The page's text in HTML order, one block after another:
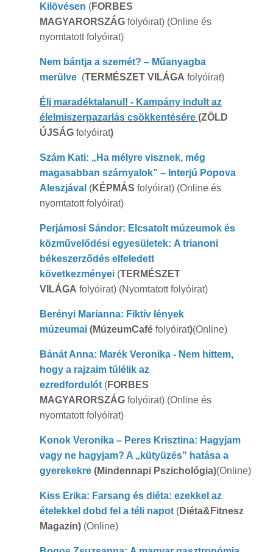
Kilövésen (FORBES
MAGYARORSZÁGfolyóirat) (Online és
nyomtatott folyóirat)
Nem bántja a szemét? – Műanyagba
merülve (TERMÉSZET VILÁGA folyóirat)
Élj maradéktalanul! - Kampány indult az
élelmiszerpazarlás csökkentésére (ZÖLD
ÚJSÁG folyóirat)
Szám Kati: „Ha mélyre visznek, még
magasabban szárnyalok” – Interjú Popova
Aleszjával (KÉPMÁS folyóirat) (Online és
nyomtatott folyóirat)
Perjámosi Sándor: Elcsatolt múzeumok és
közművelődési egyesületek: A trianoni
békeszerződés elfeledett
következményei (TERMÉSZET
VILÁGA folyóirat) (Nyomtatott folyóirat)
Berényi Marianna: Fiktív lények
múzeumai(MúzeumCafé folyóirat)(Online)
Bánát Anna: Marék Veronika - Nem hittem,
hogy a rajzaim túlélik az
ezredfordulót (FORBES
MAGYARORSZÁGfolyóirat) (Online és
nyomtatott folyóirat)
Konok Veronika – Peres Krisztina: Hagyjam
vagy ne hagyjam? A „kütyüzés” hatása a
gyerekekre (Mindennapi Pszichológia)(Online)
Kiss Erika: Farsang és diéta: ezekkel az
ételekkel dobd fel a téli napot (Diéta&Fitnesz
Magazin) (Online)